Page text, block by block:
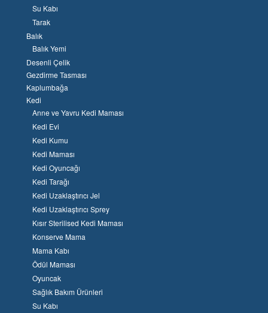
Su Kabı
Tarak
Balık
Balık Yemi
Desenli Çelik
Gezdirme Tasması
Kaplumbağa
Kedi
Anne ve Yavru Kedi Maması
Kedi Evi
Kedi Kumu
Kedi Maması
Kedi Oyuncağı
Kedi Tarağı
Kedi Uzaklaştırıcı Jel
Kedi Uzaklaştırıcı Sprey
Kısır Sterilised Kedi Maması
Konserve Mama
Mama Kabı
Ödül Maması
Oyuncak
Sağlık Bakım Ürünleri
Su Kabı